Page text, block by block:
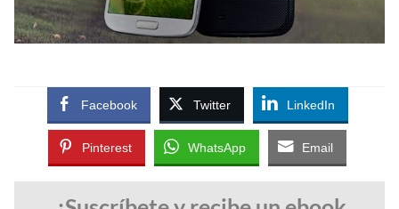
Facebook Twitter LinkedIn
Pinterest WhatsApp Email